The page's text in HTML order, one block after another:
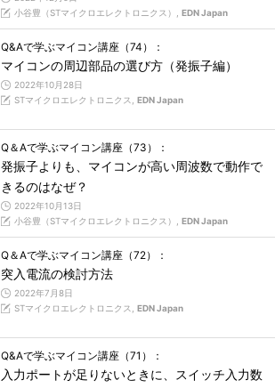
小谷豊（STマイクロエレクトロニクス）, EDN Japan
Q&Aで学ぶマイコン講座（74）：
マイコンの周辺部品の選び方（発振子編）
2022年10月28日
STマイクロエレクトロニクス, EDN Japan
Q＆Aで学ぶマイコン講座（73）：
発振子よりも、マイコンが高い周波数で動作で
きるのはなぜ？
2022年10月13日
小谷豊（STマイクロエレクトロニクス）, EDN Japan
Q＆Aで学ぶマイコン講座（72）：
突入電流の検討方法
2022年7月8日
STマイクロエレクトロニクス, EDN Japan
Q&Aで学ぶマイコン講座（71）：
入力ポートが足りないときに、スイッチ入力数